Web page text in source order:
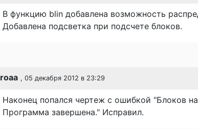
В функцию blin добавлена возможность
Добавлена подсветка при подсчете блоков.
roaa , 05 декабря 2012 в 23:29
Наконец попался чертеж с ошибкой "Блоков
Программа завершена." Исправил.